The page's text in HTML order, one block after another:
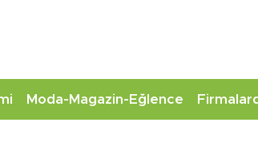
Moda-Magazin-Eğlence